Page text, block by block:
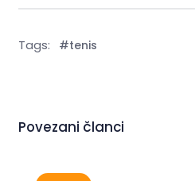
Tags: #tenis
Povezani članci